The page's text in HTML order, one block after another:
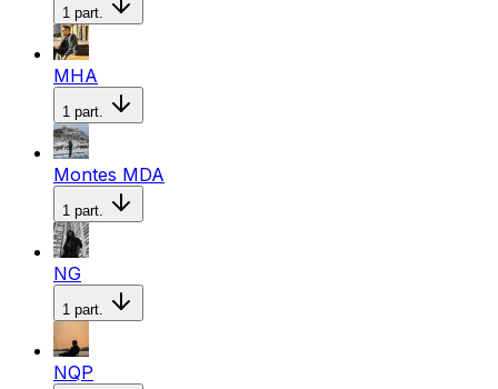
1 part.
MHA
1 part.
Montes MDA
1 part.
NG
1 part.
NQP